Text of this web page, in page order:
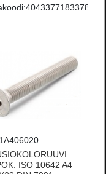
4043377183378
ISO 10642 A4